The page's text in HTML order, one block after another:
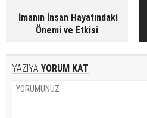
İmanın İnsan Hayatındaki
Önemi ve Etkisi
YAZIYA YORUM KAT